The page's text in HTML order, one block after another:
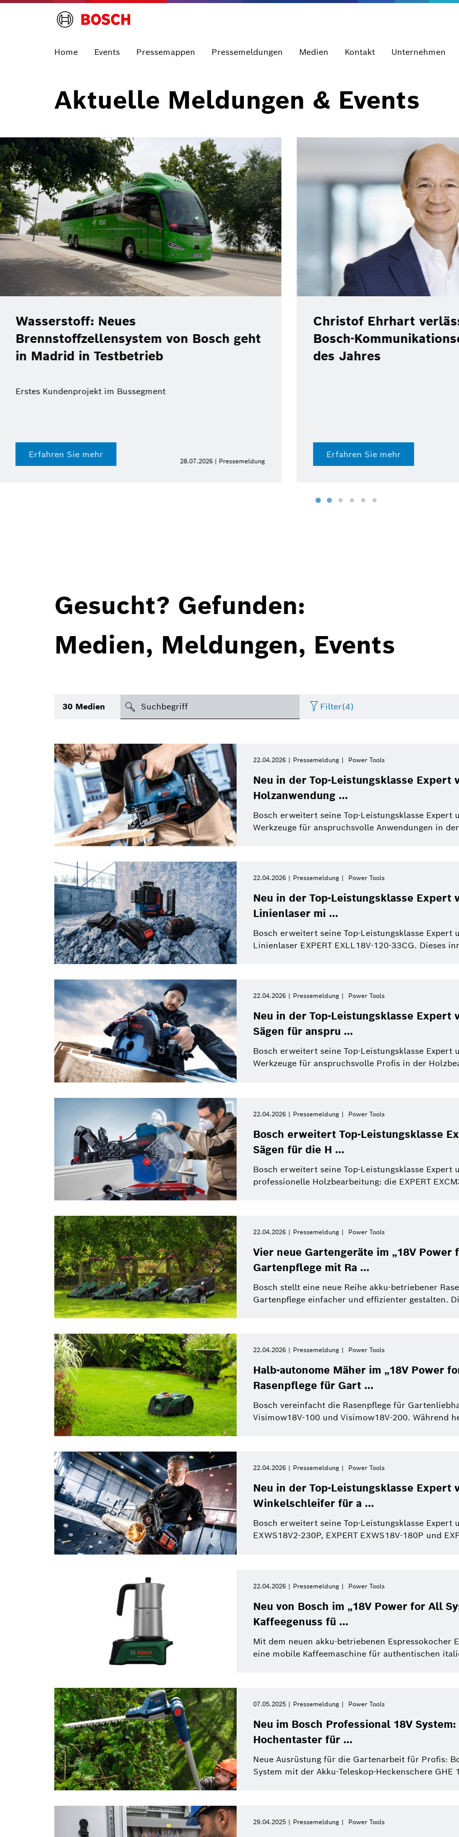
Home Events Pressemappen Pressemeldungen Medien Kontakt Unternehmen
Aktuelle Meldungen & Events
Christof Ehrhart verlässt Position als
Bosch-Kommunikationschef zum Ende
des Jahres
Erfahren Sie mehr
15.07.2026 | Pressemeldung
Pilotprojekt:
Repsol
Erfahren Sie mehr
Gesucht? Gefunden:
Medien, Meldungen, Events
30 Medien suchen Filter(4)
Thema(1)
Bereich(2)
International
Zeitraum
Medientyp(1)
Internet of Things
Antriebssysteme Wirtschaft
Nutzfahrzeuge Zweirad
Automatisierte Mobilität
History Power Tools
Künstliche Intelligenz
Dremel
Service Solutions
Qualcomm
Afrika
Bitte wählen
Bitte wählen
Diese Woche
Dieses Quartal
Dieses Jahr
Infografik Pressemeldung
Factsheet Referat
Filter schließen
Power Tools Building Technologies Power Tools Pressemeldung
22.04.2026 Pressemeldung Power Tools
Neu in der Top-Leistungsklasse Expert
Holzanwendung ...
Bosch erweitert seine Top-Leistungsklasse Expert
Werkzeuge für anspruchsvolle Anwendungen in
22.04.2026 Pressemeldung Power Tools
Neu in der Top-Leistungsklasse Expert
Linienlaser mi ...
Bosch erweitert seine Top-Leistungsklasse Expert
Linienlaser EXPERT EXLL18V-120-33CG. Dieses
22.04.2026 Pressemeldung Power Tools
Neu in der Top-Leistungsklasse Expert
Sägen für anspru ...
Bosch erweitert seine Top-Leistungsklasse Expert
Werkzeuge für anspruchsvolle Profis in der
22.04.2026 Pressemeldung Power Tools
Bosch erweitert Top-Leistungsklasse
Sägen für die H ...
Bosch erweitert seine Top-Leistungsklasse Expert
professionelle Holzbearbeitung: die EXPERT
22.04.2026 Pressemeldung Power Tools
Vier neue Gartengeräte im „18V Power
Gartenpflege mit Ra ...
Bosch stellt eine neue Reihe akku-betriebener
Gartenpflege einfacher und effizienter gestalten.
22.04.2026 Pressemeldung Power Tools
Halb-autonome Mäher im „18V Power
Rasenpflege für Gart ...
Bosch vereinfacht die Rasenpflege für
Visimow18V-100 und Visimow18V-200. Während
22.04.2026 Pressemeldung Power Tools
Neu in der Top-Leistungsklasse Expert
Winkelschleifer für a ...
Bosch erweitert seine Top-Leistungsklasse Expert
EXWS18V2-230P, EXPERT EXWS18V-180P und
22.04.2026 Pressemeldung Power Tools
Neu von Bosch im „18V Power for All
Kaffeegenuss fü ...
Mit dem neuen akku-betriebenen Espressokocher
eine mobile Kaffeemaschine für authentischen
07.05.2025 Pressemeldung Power Tools
Neu im Bosch Professional 18V
Hochentaster für ...
Neue Ausrüstung für die Gartenarbeit für Profis:
System mit der Akku-Teleskop-Heckenschere
29.04.2025 Pressemeldung Power Tools